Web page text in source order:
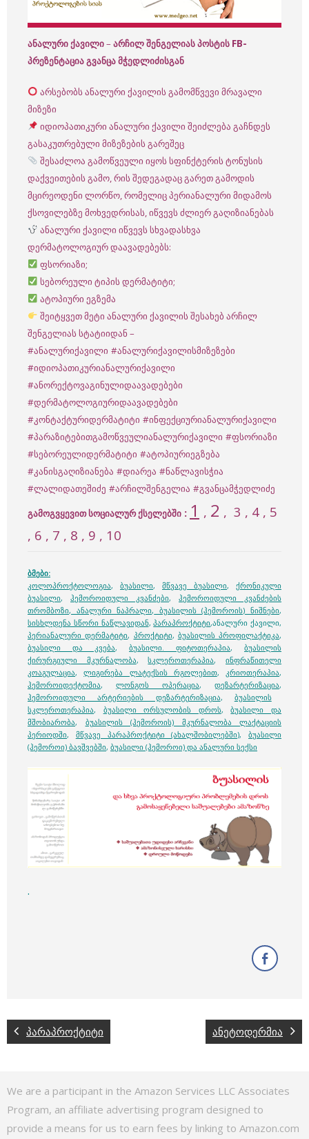
ანალური ქავილი– არჩილ შენგელიას პოსტის FB-
პრეზენტაცია გვანცა მჭედლიძისგან
არსებობს ანალური ქავილის გამომწვევი მრავალი
მიზეზი
იდიოპათიკური ანალური ქავილი შეიძლება გაჩნდეს
გასაკუთრებული მიზეზების გარეშეც
შესაძლოა გამოწვეული იყოს სფინქტერის ტონუსის
დაქვეითების გამო, რის შედეგადაც გარეთ გამოდის
მცირეოდენი ლორწო, რომელიც პერიანალური მიდამოს
ქსოვილებზე მოხვედრისას, იწვევს ძლიერ გაღიზიანებას
ანალური ქავილი იწვევს სხვადასხვა
დერმატოლოგიურ დაავადებებს:
ფსორიაზი;
სებორეული ტიპის დერმატიტი;
ატოპიური ეგზემა
შეიტყვეთ მეტი ანალური ქავილის შესახებ არჩილ
შენგელიას სტატიიდან –
#ანალურიქავილი #ანალურიქავილისმიზეზები
#იდიოპათიკურიანალურიქავილი
#ანორექტოვაგინულიდაავადებები
#დერმატოლოგიურიდაავადებები
#კონტაქტურიდერმატიტი #ინფექციურიანალურიქავილი
#პარაზიტებითგამოწვეულიანალურიქავილი #ფსორიაზი
#სებორეულიდერმატიტი #ატოპიურიეგზება
#კანისგაღიზიანება #დიარეა #ნაწლავისჭია
#ლალიდათეშიძე #არჩილშენგელია #გვანცამჭედლიძე
გამოგვყევით სოციალურ ქსელებში : 1 , 2 , 3 , 4 , 5
, 6 , 7 , 8 , 9 , 10
ბმები:
კოლოპროქტოლოგია, ბუასილი, მწვავე ბუასილი, ქრონიკული
ბუასილი, ჰემოროიდული კვანძები, ჰემოროიდული კვანძების
თრომბოზი, ანალური ნაპრალი, ბუასილის (ჰემოროის) ნიშნები,
სისხლდენა სწორი ნაწლავიდან,პარაპროქტიტი,ანალური ქავილი,
პერიანალური დერმატიტი, პროქტიტი, ბუასილის პროფილაქტიკა,
ბუასილი და კვება, ბუასილი. ფიტოთერაპია, ბუასილის
ქირურგიული მკურნალობა,სკლეროთერაპია,ინფრაწითელი
კოაგულაცია,ლიგირება ლატექსის რგოლებით, კრიოთერაპია,
ჰემოროიდექტომია, ლონგოს ოპერაცია, დეზარტერიზაცია,
ჰემოროიდული არტერიების დეზარტერიზაცია, ბუასილის
სკლეროთერაპია, ბუასილი ორსულობის დროს,ბუასილი და
მშობიარობა, ბუასილის (ჰემოროის) მკურნალობა ლაქტაციის
პერიოდში, მწვავე პარაპროქტიტი (ახალშობილებში), ბუასილი
(ჰემოროი) ბავშვებში, ბუასილი (ჰემოროი) და ანალური სექსი
.
პარაპროქტიტი ანეტოდერმია
We are a participant in the Amazon Services LLC Associates
Program, an affiliate advertising program designed to
provide a means for us to earn fees by linking to Amazon.com